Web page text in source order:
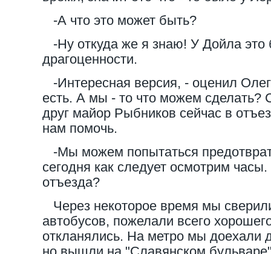
-А что это может быть?
-Ну откуда же я знаю! У Дойла это
драгоценности.
-Интересная версия, - оценил
есть. А мы - то что можем сделать?
друг майор Рыбников сейчас в
нам помочь.
-Мы можем попытаться
сегодня как следует осмотрим
отъезда?
Через некоторое время мы
автобусов, пожелали всего
откланялись. На метро мы доехали